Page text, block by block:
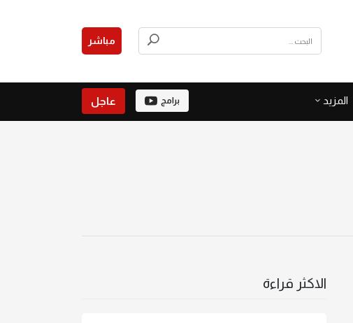
مباشر
المزيد برامج عاجل
الاكثر قراءة